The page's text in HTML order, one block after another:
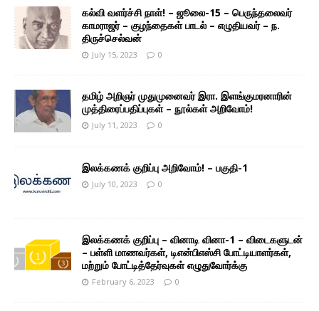
கல்வி வளர்ச்சி நாள்! – ஜூலை-15 – பெருந்தலைவர்
காமராஜர் – குழந்தைகள் பாடல் – எழுதியவர் – ந.
திருச்செல்வன்
July 15, 2023 0
தமிழ் அறிஞர் முதுமுனைவர் இரா. இளங்குமரனாரின்
முத்திரைப்பதிப்புகள் – நூல்கள் அறிவோம்!
July 11, 2023 0
இலக்கணக் குறிப்பு அறிவோம்! – பகுதி-1
July 10, 2023 0
இலக்கணக் குறிப்பு – வினாடி வினா-1 – விடைகளுடன்
– பள்ளி மாணவர்கள், டிஎன்பிஎஸ்சி போட்டியாளர்கள்,
மற்றும் போட்டித்தேர்வுகள் எழுதுவோர்க்கு
February 6, 2023 0